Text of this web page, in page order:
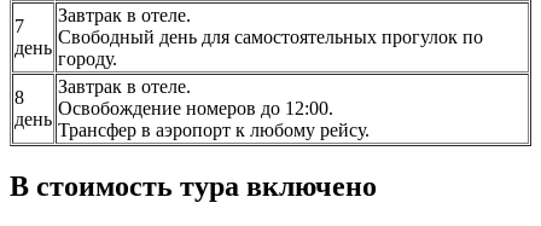
7
день
Завтрак в отеле.
Свободный день для самостоятельных прогулок по
городу.
8
день
Завтрак в отеле.
Освобождение номеров до 12:00.
Трансфер в аэропорт к любому рейсу.
В стоимость тура включено